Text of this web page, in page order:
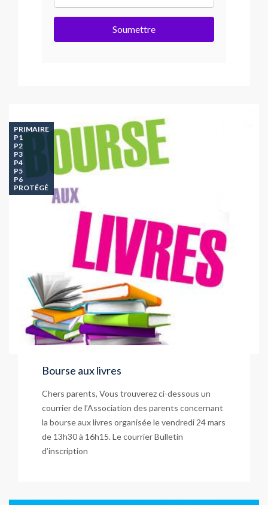
Soumettre
PRIMAIRE
P1
P2
P3
P4
P5
P6
PROTÉGÉ
Bourse aux livres
Chers parents, Vous trouverez ci-dessous un
courrier de l’Association des parents concernant
la bourse aux livres organisée le vendredi 24 mars
de 13h30 à 16h15. Le courrier Bulletin
d’inscription